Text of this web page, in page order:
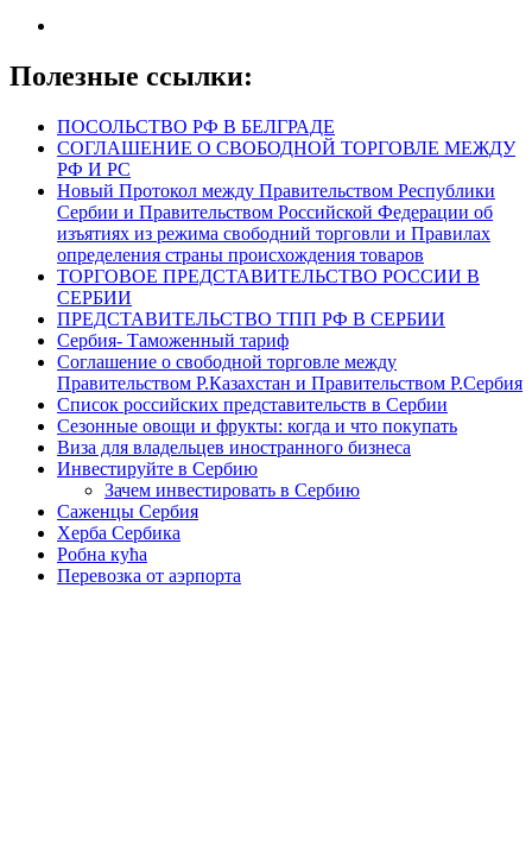
Полезные ссылки:
ПОСОЛЬСТВО РФ В БЕЛГРАДЕ
СОГЛАШЕНИЕ О СВОБОДНОЙ ТОРГОВЛЕ МЕЖДУ
РФ И РС
Новый Протокол между Правительством Республики
Сербии и Правительством Российской Федерации об
изъятиях из режима свободний торговли и Правилах
определения страны происхождения товаров
ТОРГОВОЕ ПРЕДСТАВИТЕЛЬСТВО РОССИИ В
СЕРБИИ
ПРЕДСТАВИТЕЛЬСТВО ТПП РФ В СЕРБИИ
Сербия- Таможенный тариф
Соглашение о свободной торговле между
Правительством Р.Казахстан и Правительством Р.Сербия
Список российских представительств в Сербии
Сезонные овощи и фрукты: когда и что покупать
Виза для владельцев иностранного бизнеса
Инвестируйте в Сербию
Зачем инвестировать в Сербию
Саженцы Сербия
Херба Сербика
Робна кућа
Перевозка от аэрпорта